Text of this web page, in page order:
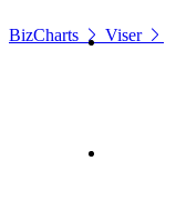
BizCharts Viser